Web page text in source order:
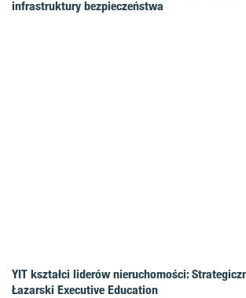
infrastruktury bezpieczeństwa
YIT kształci liderów nieruchomości:
Łazarski Executive Education